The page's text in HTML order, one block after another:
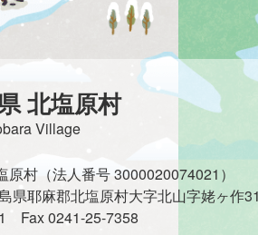
北塩原村
Village
原村（法人番号 3000020074021）
耶麻郡北塩原村大字北山字姥ヶ作
Fax 0241-25-7358